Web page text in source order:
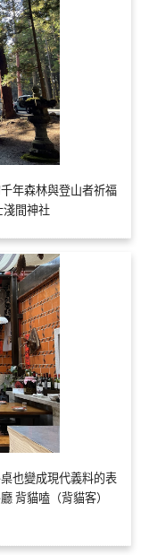
年森林與登山者祈福
淺間神社
也變成現代義料的表
背貓嗑（背貓客）